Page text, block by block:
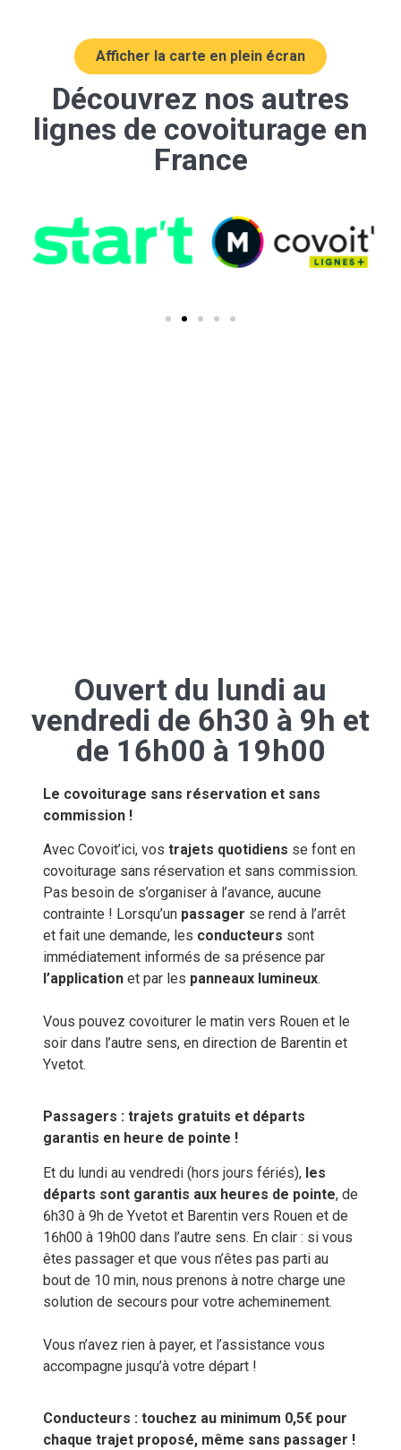
Afficher la carte en plein écran
Découvrez nos autres
lignes de covoiturage en
France
Ouvert du lundi au
vendredi de 6h30 à 9h et
de 16h00 à 19h00
Le covoiturage sans réservation et sans
commission !
Avec Covoit’ici, vos trajets quotidiens se font en
covoiturage sans réservation et sans commission.
Pas besoin de s’organiser à l’avance, aucune
contrainte ! Lorsqu’un passager se rend à l’arrêt
et fait une demande, les conducteurs sont
immédiatement informés de sa présence par
l’applicationet par les panneaux lumineux.
Vous pouvez covoiturer le matin vers Rouen et le
soir dans l’autre sens, en direction de Barentin et
Yvetot.
Passagers : trajets gratuits et départs
garantis en heure de pointe !
Et du lundi au vendredi (hors jours fériés), les
départs sont garantis aux heures de pointe, de
6h30 à 9h de Yvetot et Barentin vers Rouen et de
16h00 à 19h00 dans l’autre sens. En clair : si vous
êtes passager et que vous n’êtes pas parti au
bout de 10 min, nous prenons à notre charge une
solution de secours pour votre acheminement.
Vous n’avez rien à payer, et l’assistance vous
accompagne jusqu’à votre départ !
Conducteurs : touchez au minimum 0,5€ pour
chaque trajet proposé, même sans passager !